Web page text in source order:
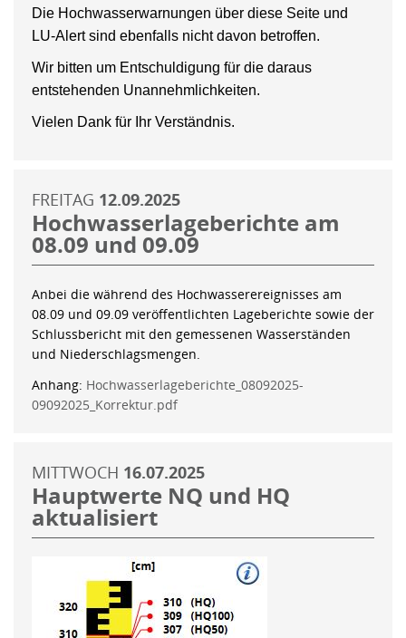
Die Hochwasserwarnungen über diese Seite und
LU-Alert sind ebenfalls nicht davon betroffen.
Wir bitten um Entschuldigung für die daraus
entstehenden Unannehmlichkeiten.
Vielen Dank für Ihr Verständnis.
FREITAG 12.09.2025
Hochwasserlageberichte am
08.09 und 09.09
Anbei die während des Hochwasserereignisses am
08.09 und 09.09 veröffentlichten Lageberichte sowie der
Schlussbericht mit den gemessenen Wasserständen
und Niederschlagsmengen.
Anhang: Hochwasserlageberichte_08092025-
09092025_Korrektur.pdf
MITTWOCH 16.07.2025
Hauptwerte NQ und HQ
aktualisiert